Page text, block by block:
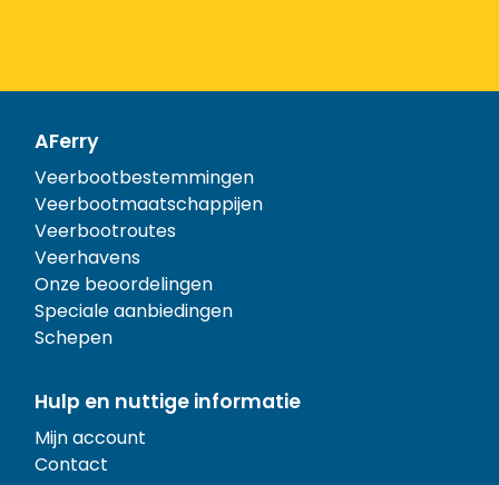
AFerry
Veerbootbestemmingen
Veerbootmaatschappijen
Veerbootroutes
Veerhavens
Onze beoordelingen
Speciale aanbiedingen
Schepen
Hulp en nuttige informatie
Mijn account
Contact